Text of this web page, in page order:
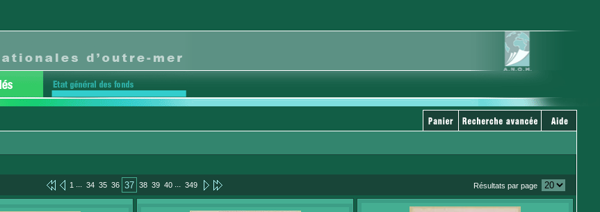
1 ... 34 35 36 37 38 39 40 ... 349 Résultats par page